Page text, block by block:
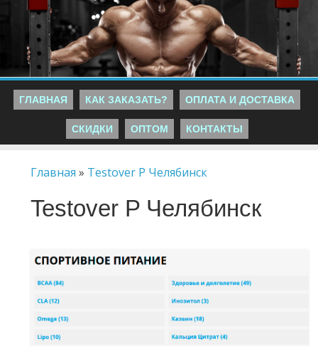
ГЛАВНАЯ КАК ЗАКАЗАТЬ? ОПЛАТА И ДОСТАВКА
СКИДКИ ОПТОМ КОНТАКТЫ
Главная » Testover P Челябинск
Testover P Челябинск